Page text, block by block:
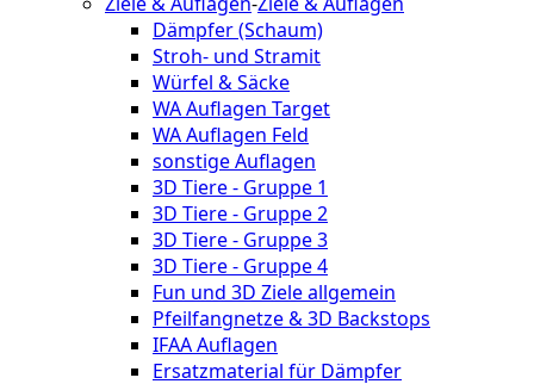
Dämpfer (Schaum)
Stroh- und Stramit
Würfel & Säcke
WA Auflagen Target
WA Auflagen Feld
sonstige Auflagen
3D Tiere - Gruppe 1
3D Tiere - Gruppe 2
3D Tiere - Gruppe 3
3D Tiere - Gruppe 4
Fun und 3D Ziele allgemein
Pfeilfangnetze & 3D Backstops
IFAA Auflagen
Ersatzmaterial für Dämpfer